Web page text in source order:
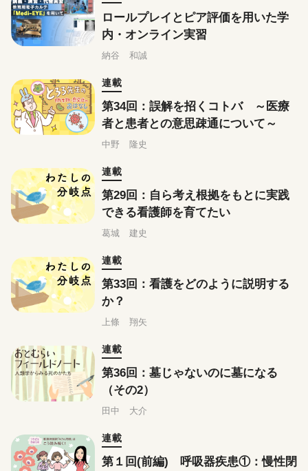
ロールプレイとピア評価を用いた学
内・オンライン実習
納谷 和誠
連載
第34回：誤解を招くコトバ ～医療
者と患者との意思疎通について～
中野 隆史
連載
第29回：自ら考え根拠をもとに実践
できる看護師を育てたい
葛城 建史
連載
第33回：看護をどのように説明する
か？
上條 翔矢
連載
第36回：墓じゃないのに墓になる
（その2）
田中 大介
連載
第１回(前編) 呼吸器疾患①：慢性閉